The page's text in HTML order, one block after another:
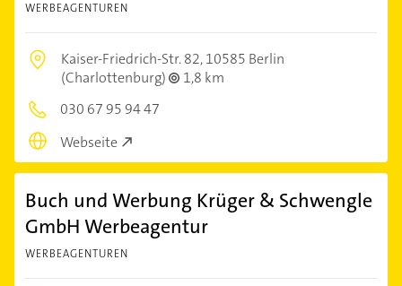
WERBEAGENTUREN
Kaiser-Friedrich-Str. 82,10585 Berlin
(Charlottenburg)
1,8 km
030 67 95 94 47
Webseite
Buch und Werbung Krüger & Schwengle
GmbH Werbeagentur
WERBEAGENTUREN